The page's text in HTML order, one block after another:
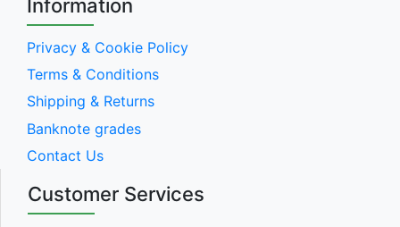
Information
Privacy & Cookie Policy
Terms & Conditions
Shipping & Returns
Banknote grades
Contact Us
Customer Services